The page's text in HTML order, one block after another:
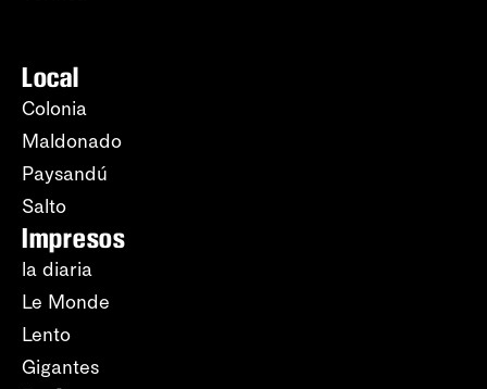
Local
Colonia
Maldonado
Paysandú
Salto
Impresos
la diaria
Le Monde
Lento
Gigantes